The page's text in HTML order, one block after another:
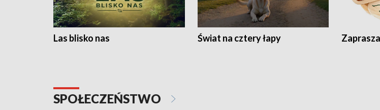
Las blisko nas Świat na cztery łapy
SPOŁECZEŃSTWO